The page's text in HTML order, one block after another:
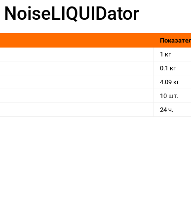
1 кг
0.1 кг
4.09 кг
10 шт.
24 ч.